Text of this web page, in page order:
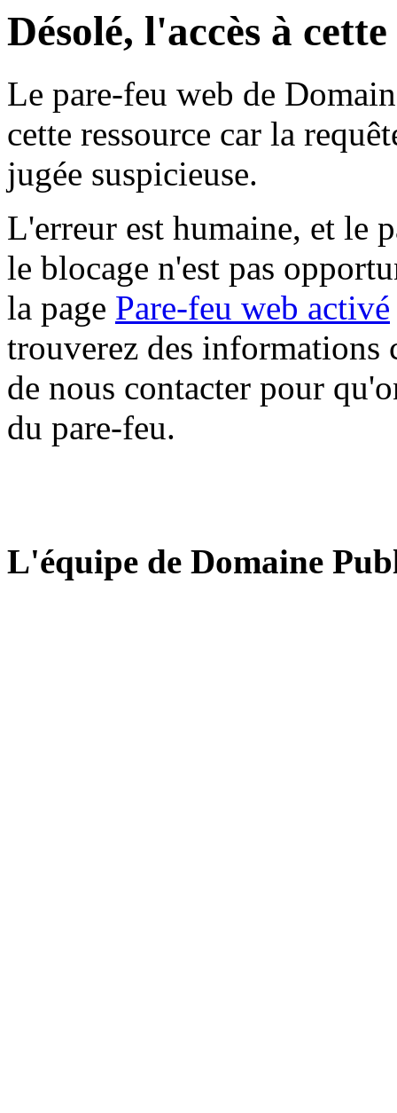
Désolé, l'accès à
Le pare-feu web de
cette ressource car la
jugée suspicieuse.
L'erreur est humaine, et le
le blocage n'est pas
la page Pare-feu web activé
trouverez des informations
de nous contacter pour
du pare-feu.
L'équipe de Domaine